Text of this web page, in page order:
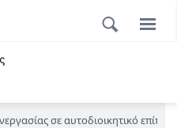
σε αυτοδιοικητικό